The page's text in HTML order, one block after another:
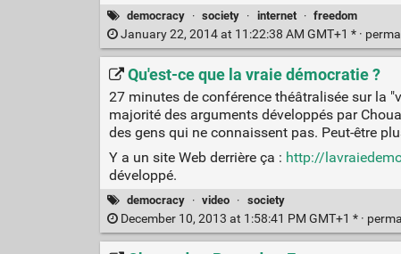
democracy · society · internet · freedom
January 22, 2014 at 11:22:38 AM GMT+1 * ·
Qu'est-ce que la vraie démocratie ?
27 minutes de conférence théâtralisée sur la
majorité des arguments développés par
des gens qui ne connaissent pas. Peut-être
Y a un site Web derrière ça : http://
développé.
democracy · video · society
December 10, 2013 at 1:58:41 PM GMT+1 * ·